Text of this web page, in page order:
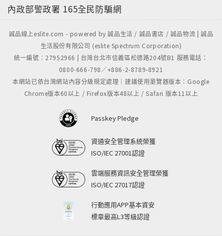
內政部警政署 165全民防騙網
誠品線上eslite.com - powered by 誠品生活 / 誠品書店 / 誠品物流 | 誠品
生活股份有限公司 (eslite Spectrum Corporation)
統一編號：27952966 | 台灣台北市信義區松德路204號B1 服務電話：
0800-666-798／+886-2-8789-8921
本網站已依台灣網站內容分級規定處理｜建議使用瀏覽器版本：Google
Chrome版本60以上 / Firefox版本48以上 / Safari 版本11以上
Passkey Pledge
資通安全管理系統榮獲
ISO/IEC 27001認證
雲端服務資訊安全管理榮獲
ISO/IEC 27017認證
行動應用APP基本資安
標章最高L3等級認證